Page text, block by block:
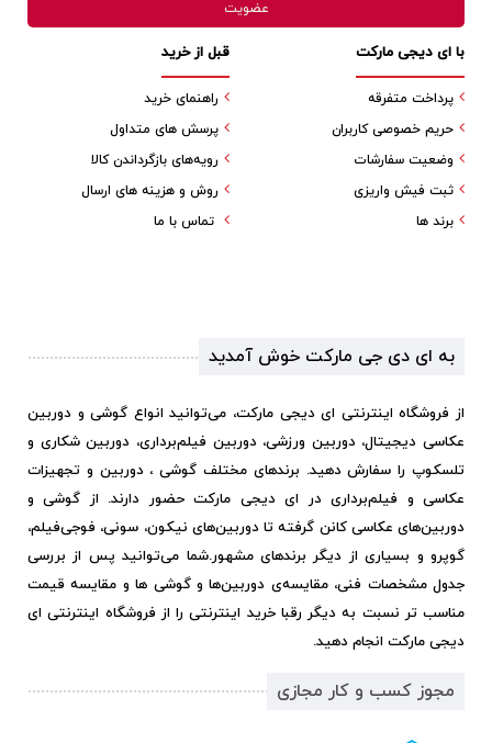
قبل از خرید
راهنمای خرید
پرسش های متداول
رویه‌های بازگرداندن کالا
روش و هزینه های ارسال
تماس با ما
با ای دیجی مارکت
پرداخت متفرقه
حریم خصوصی کاربران
وضعیت سفارشات
ثبت فیش واریزی
برند ها
به ای دی جی مارکت خوش آمدید
از فروشگاه اینترنتی ای دیجی مارکت، می‌توانید انواع گوشی و دوربین
عکاسی دیجیتال، دوربین ورزشی، دوربین فیلم‌برداری، دوربین شکاری و
تلسکوپ را سفارش دهید. برندهای مختلف گوشی ، دوربین و تجهیزات
عکاسی و فیلم‌برداری در ای دیجی مارکت حضور دارند. از گوشی و
دوربین‌های عکاسی کانن گرفته تا دوربین‌های نیکون، سونی، فوجی‌فیلم،
گوپرو و بسیاری از دیگر برندهای مشهور.شما می‌توانید پس از بررسی
جدول مشخصات فنی، مقایسه‌ی دوربین‌ها و گوشی ها و مقایسه قیمت
مناسب تر نسبت به دیگر رقبا خرید اینترنتی را از فروشگاه اینترنتی ای
دیجی مارکت انجام دهید.
مجوز کسب و کار مجازی